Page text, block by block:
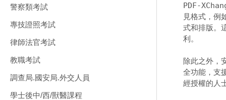
警察類考試
專技證照考試
律師法官考試
教職考試
調查局.國安局.外交人員
學士後中/西/獸醫課程
PDF-
見格式，
式和排版。
利。
除此之外
全功能，支
經授權的人